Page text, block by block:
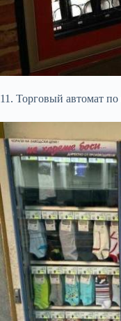
11. Торговый автомат